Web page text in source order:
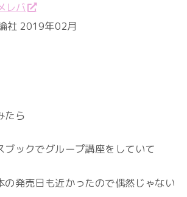
レバ
社 2019年02月
たら
ブックでグループ講座をしていて
の発売日も近かったので偶然じゃない